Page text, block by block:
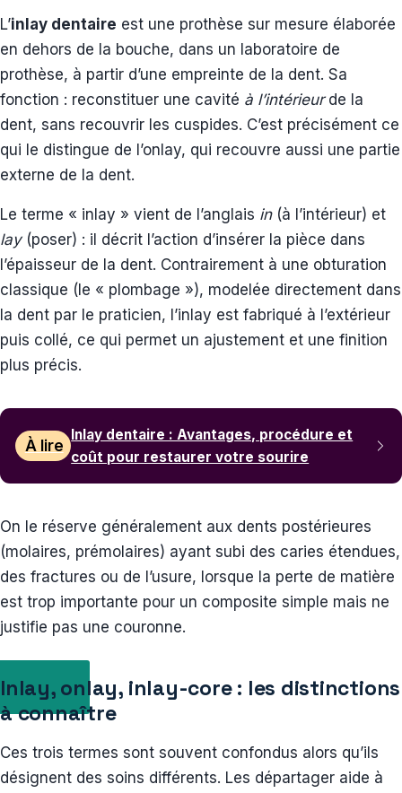
L’inlay dentaire est une prothèse sur mesure élaborée
en dehors de la bouche, dans un laboratoire de
prothèse, à partir d’une empreinte de la dent. Sa
fonction : reconstituer une cavité à l’intérieurde la
dent, sans recouvrir les cuspides. C’est précisément ce
qui le distingue de l’onlay, qui recouvre aussi une partie
externe de la dent.
Le terme « inlay » vient de l’anglais in(à l’intérieur) et
lay(poser) : il décrit l’action d’insérer la pièce dans
l’épaisseur de la dent. Contrairement à une obturation
classique (le « plombage »), modelée directement dans
la dent par le praticien, l’inlay est fabriqué à l’extérieur
puis collé, ce qui permet un ajustement et une finition
plus précis.
À lire
Inlay dentaire : Avantages, procédure et
coût pour restaurer votre sourire
On le réserve généralement aux dents postérieures
(molaires, prémolaires) ayant subi des caries étendues,
des fractures ou de l’usure, lorsque la perte de matière
est trop importante pour un composite simple mais ne
justifie pas une couronne.
Inlay, onlay, inlay-core : les distinctions
à connaître
Ces trois termes sont souvent confondus alors qu’ils
désignent des soins différents. Les départager aide à